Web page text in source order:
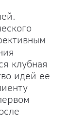
клубная
идей ее